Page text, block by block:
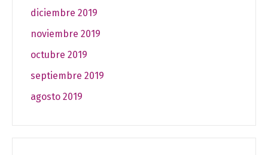
diciembre 2019
noviembre 2019
octubre 2019
septiembre 2019
agosto 2019